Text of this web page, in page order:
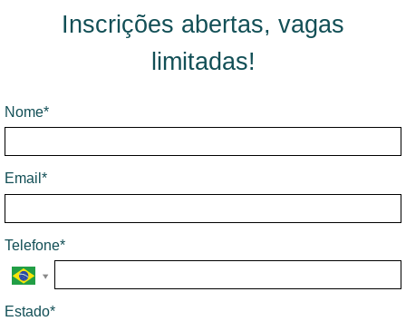
Inscrições abertas, vagas
limitadas!
Nome*
Email*
Telefone*
Estado*